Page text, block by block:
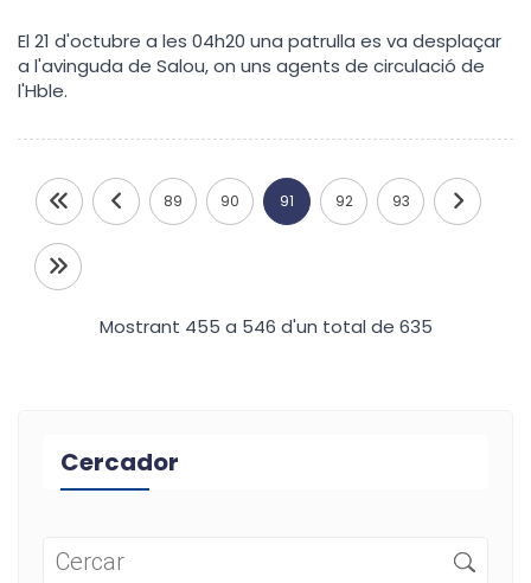
El 21 d'octubre a les 04h20 una patrulla es va desplaçar
a l'avinguda de Salou, on uns agents de circulació de
l'Hble.
89 90 91 92 93
Mostrant 455 a 546 d'un total de 635
Cercador